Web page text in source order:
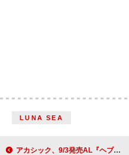
LUNA SEA
アカシック、9/3発売AL『ヘブン』より「夕方」先行配信